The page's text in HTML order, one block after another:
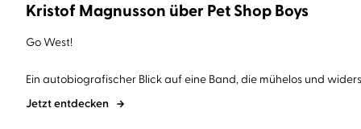
Kristof Magnusson über Pet Shop Boys
Go West!
Ein autobiografischer Blick auf eine Band, die mühelos und
Jetzt entdecken